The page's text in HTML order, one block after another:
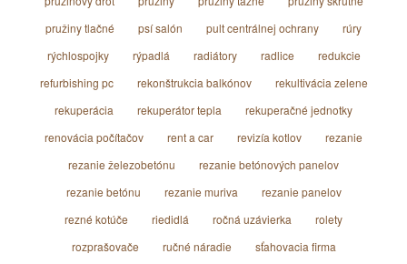
pružiny tlačné
psí salón pult centrálnej ochrany
rúry
rýchlospojky
rýpadlá radiátory radlice
redukcie
refurbishing pc
rekonštrukcia balkónov
rekultivácia zelene
rekuperácia
rekuperátor tepla
rekuperačné jednotky
renovácia počítačov
rent a car revizía kotlov
rezanie
rezanie železobetónu
rezanie betónových panelov
rezanie betónu
rezanie muriva
rezanie panelov
rezné kotúče
riedidlá ročná uzávierka
rolety
rozprašovače
ručné náradie
sťahovacia firma